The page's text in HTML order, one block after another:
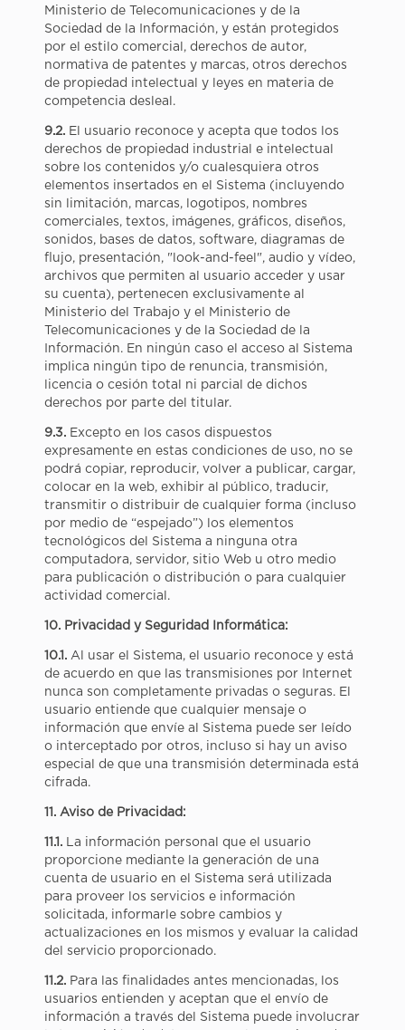
Ministerio de Telecomunicaciones y de la
Sociedad de la Información, y están protegidos
por el estilo comercial, derechos de autor,
normativa de patentes y marcas, otros derechos
de propiedad intelectual y leyes en materia de
competencia desleal.
9.2.El usuario reconoce y acepta que todos los
derechos de propiedad industrial e intelectual
sobre los contenidos y/o cualesquiera otros
elementos insertados en el Sistema (incluyendo
sin limitación, marcas, logotipos, nombres
comerciales, textos, imágenes, gráficos, diseños,
sonidos, bases de datos, software, diagramas de
flujo, presentación, "look-and-feel", audio y vídeo,
archivos que permiten al usuario acceder y usar
su cuenta), pertenecen exclusivamente al
Ministerio del Trabajo y el Ministerio de
Telecomunicaciones y de la Sociedad de la
Información. En ningún caso el acceso al Sistema
implica ningún tipo de renuncia, transmisión,
licencia o cesión total ni parcial de dichos
derechos por parte del titular.
9.3.Excepto en los casos dispuestos
expresamente en estas condiciones de uso, no se
podrá copiar, reproducir, volver a publicar, cargar,
colocar en la web, exhibir al público, traducir,
transmitir o distribuir de cualquier forma (incluso
por medio de “espejado”) los elementos
tecnológicos del Sistema a ninguna otra
computadora, servidor, sitio Web u otro medio
para publicación o distribución o para cualquier
actividad comercial.
10. Privacidad y Seguridad Informática:
10.1.Al usar el Sistema, el usuario reconoce y está
de acuerdo en que las transmisiones por Internet
nunca son completamente privadas o seguras. El
usuario entiende que cualquier mensaje o
información que envíe al Sistema puede ser leído
o interceptado por otros, incluso si hay un aviso
especial de que una transmisión determinada está
cifrada.
11. Aviso de Privacidad:
11.1.La información personal que el usuario
proporcione mediante la generación de una
cuenta de usuario en el Sistema será utilizada
para proveer los servicios e información
solicitada, informarle sobre cambios y
actualizaciones en los mismos y evaluar la calidad
del servicio proporcionado.
11.2.Para las finalidades antes mencionadas, los
usuarios entienden y aceptan que el envío de
información a través del Sistema puede involucrar